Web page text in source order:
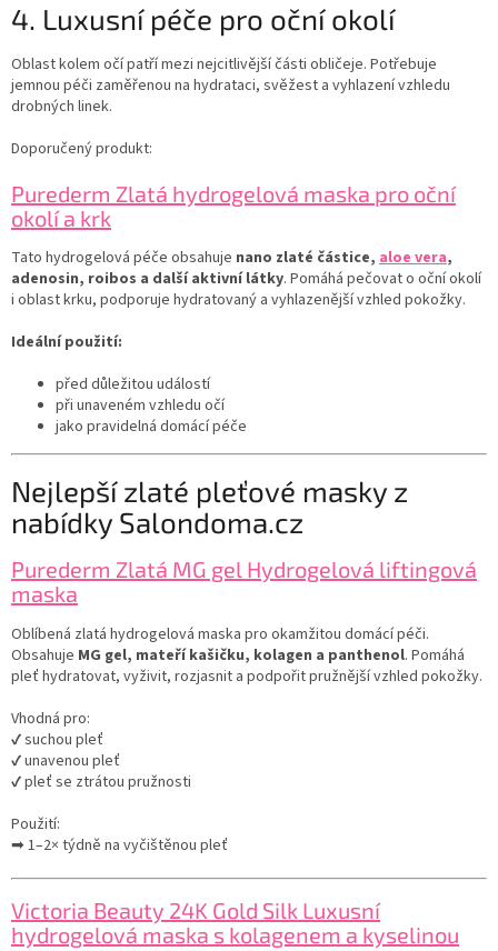
4. Luxusní péče pro oční okolí
Oblast kolem očí patří mezi nejcitlivější části obličeje. Potřebuje
jemnou péči zaměřenou na hydrataci, svěžest a vyhlazení vzhledu
drobných linek.
Doporučený produkt:
Purederm Zlatá hydrogelová maska pro oční
okolí a krk
Tato hydrogelová péče obsahuje nano zlaté částice, aloe vera,
adenosin, roibos a další aktivní látky. Pomáhá pečovat o oční okolí
i oblast krku, podporuje hydratovaný a vyhlazenější vzhled pokožky.
Ideální použití:
před důležitou událostí
při unaveném vzhledu očí
jako pravidelná domácí péče
Nejlepší zlaté pleťové masky z
nabídky Salondoma.cz
Purederm Zlatá MG gel Hydrogelová liftingová
maska
Oblíbená zlatá hydrogelová maska pro okamžitou domácí péči.
Obsahuje MG gel, mateří kašičku, kolagen a panthenol. Pomáhá
pleť hydratovat, vyživit, rozjasnit a podpořit pružnější vzhled pokožky.
Vhodná pro:
✔ suchou pleť
✔ unavenou pleť
✔ pleť se ztrátou pružnosti
Použití:
➡ 1–2× týdně na vyčištěnou pleť
Victoria Beauty 24K Gold Silk Luxusní
hydrogelová maska s kolagenem a kyselinou